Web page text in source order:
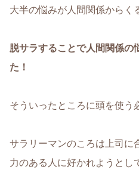
大半の悩みが人間関係からく
脱サラすることで人間関係の
た！
そういったところに頭を使う
サラリーマンのころは上司に
力のある人に好かれようとし